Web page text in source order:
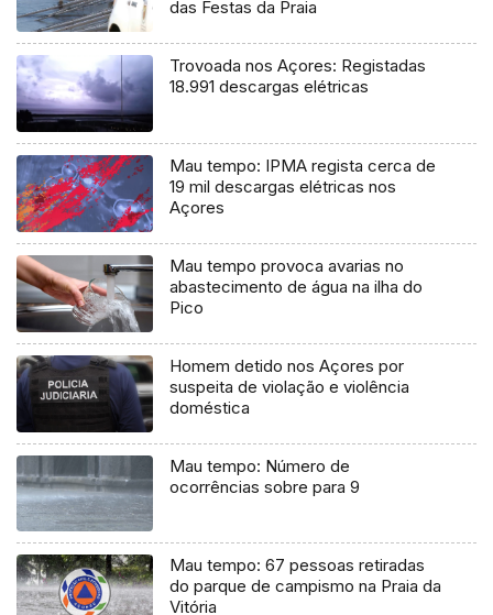
das Festas da Praia
Trovoada nos Açores: Registadas
18.991 descargas elétricas
Mau tempo: IPMA regista cerca de
19 mil descargas elétricas nos
Açores
Mau tempo provoca avarias no
abastecimento de água na ilha do
Pico
Homem detido nos Açores por
suspeita de violação e violência
doméstica
Mau tempo: Número de
ocorrências sobre para 9
Mau tempo: 67 pessoas retiradas
do parque de campismo na Praia da
Vitória